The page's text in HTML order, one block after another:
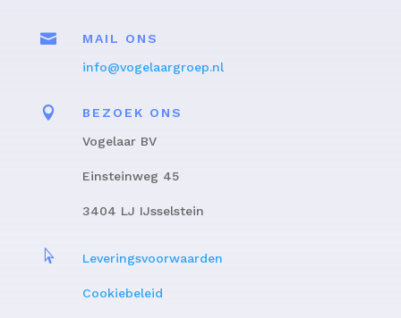

MAIL ONS
info@vogelaargroep.nl

BEZOEK ONS
Vogelaar BV
Einsteinweg 45
3404 LJ IJsselstein
 Leveringsvoorwaarden
Cookiebeleid